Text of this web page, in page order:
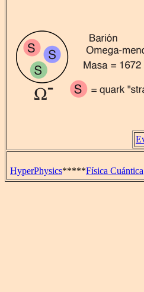
HyperPhysics*****Física Cuántica